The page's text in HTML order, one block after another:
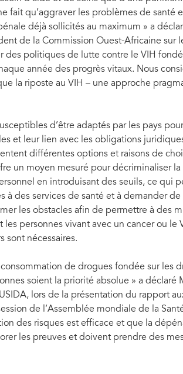
fait qu’aggraver les problèmes de santé
déjà sollicités au maximum » a
de la Commission Ouest-Africaine sur
des politiques de lutte contre le VIH
année des progrès vitaux. Nous
la riposte au VIH – une approche
d’être adaptés par les pays pour
et leur lien avec les obligations
différentes options et raisons de
un moyen mesuré pour décriminaliser la
en introduisant des seuils, ce qui
à des services de santé et à demander de
les obstacles afin de permettre à des
personnes vivant avec un cancer ou le
sont nécessaires.
de drogues fondée sur les
soient la priorité absolue » a déclaré
lors de la présentation du rapport
de l’Assemblée mondiale de la
des risques est efficace et que la
les preuves et doivent prendre des